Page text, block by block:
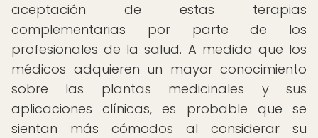
aceptación de estas terapias
complementarias por parte de los
profesionales de la salud. A medida que los
médicos adquieren un mayor conocimiento
sobre las plantas medicinales y sus
aplicaciones clínicas, es probable que se
sientan más cómodos al considerar su